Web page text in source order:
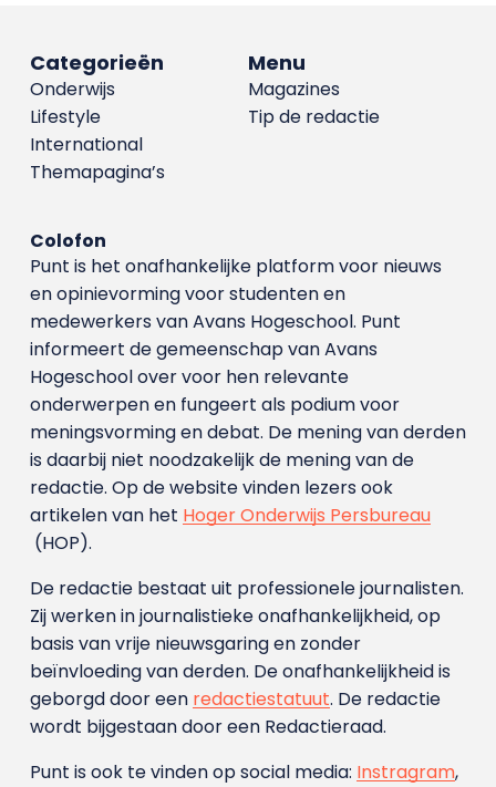
Menu
Magazines
Tip de redactie
Categorieën
Onderwijs
Lifestyle
International
Themapagina’s
Colofon
Punt is het onafhankelijke platform voor nieuws
en opinievorming voor studenten en
medewerkers van Avans Hoge­school. Punt
informeert de gemeenschap van Avans
Hogeschool over voor hen relevante
onderwerpen en fungeert als podium voor
meningsvorming en debat. De mening van derden
is daarbij niet noodzakelijk de mening van de
redactie. Op de website vinden lezers ook
artikelen van het Hoger Onderwijs Persbureau
(HOP).
De redactie bestaat uit professionele journalisten.
Zij werken in journalistieke onafhankelijkheid, op
basis van vrije nieuwsgaring en zonder
beïnvloeding van derden. De onafhankelijkheid is
geborgd door een redactiestatuut. De redactie
wordt bijgestaan door een Redactieraad.
Punt is ook te vinden op social media: Instragram,